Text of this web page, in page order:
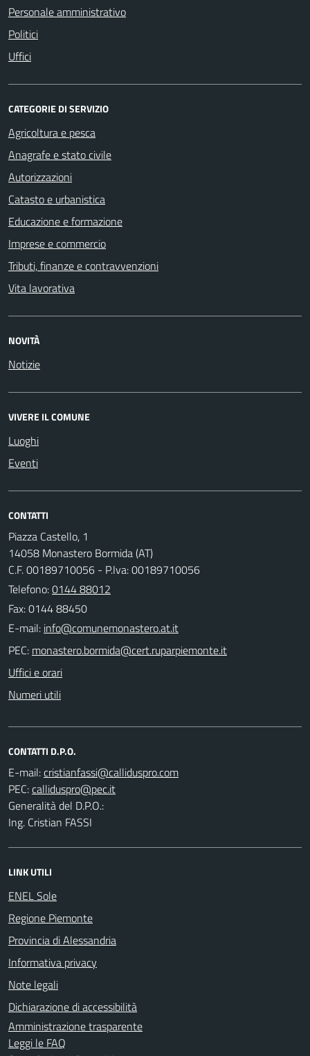
Personale amministrativo
Politici
Uffici
CATEGORIE DI SERVIZIO
Agricoltura e pesca
Anagrafe e stato civile
Autorizzazioni
Catasto e urbanistica
Educazione e formazione
Imprese e commercio
Tributi, finanze e contravvenzioni
Vita lavorativa
NOVITÀ
Notizie
VIVERE IL COMUNE
Luoghi
Eventi
CONTATTI
Piazza Castello, 1
14058 Monastero Bormida (AT)
C.F. 00189710056 - P.Iva: 00189710056
Telefono:0144 88012
Fax: 0144 88450
E-mail:
PEC:
Uffici e orari
Numeri utili
CONTATTI D.P.O.
E-mail:
PEC:
Generalità del D.P.O.:
Ing. Cristian FASSI
LINK UTILI
ENEL Sole
Regione Piemonte
Provincia di Alessandria
Informativa privacy
Note legali
Dichiarazione di accessibilità
Amministrazione trasparente
Leggi le FAQ